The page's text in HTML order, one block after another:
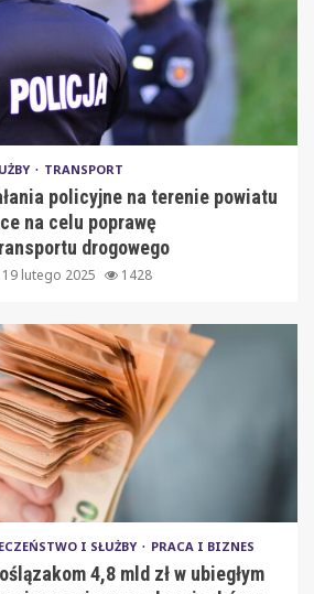
TRANSPORT
policyjne na terenie powiatu
na celu poprawę
drogowego
19 lutego 2025 1428
I SŁUŻBY PRACA I BIZNES
4,8 mld zł w ubiegłym